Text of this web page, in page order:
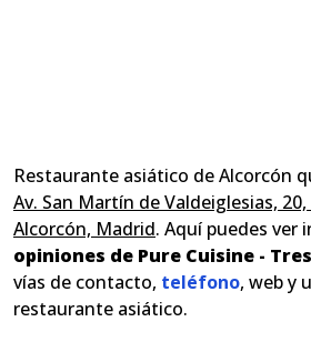
Restaurante asiático de Alcorcón
Av. San Martín de Valdeiglesias,
Alcorcón, Madrid. Aquí puedes ver
opiniones de Pure Cuisine -
vías de contacto, teléfono, web y
restaurante asiático.